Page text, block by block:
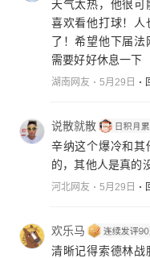
天气太热，他很可
喜欢看他打球！人
了！希望他下届法
需要好好休息一下
湖南网友 5月29日
说散就散
辛纳这个爆冷和其
的，其他人是真的
河北网友 5月29日
欢乐马
清晰记得索德林战